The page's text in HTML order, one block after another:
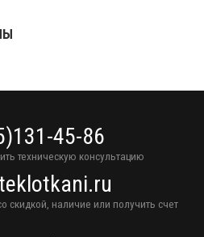
45-86
техническую консультацию
скидкой, наличие или получить счет